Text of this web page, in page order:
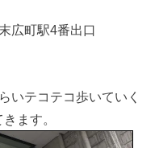
広町駅4番出口
いテコテコ歩いていく
ます。